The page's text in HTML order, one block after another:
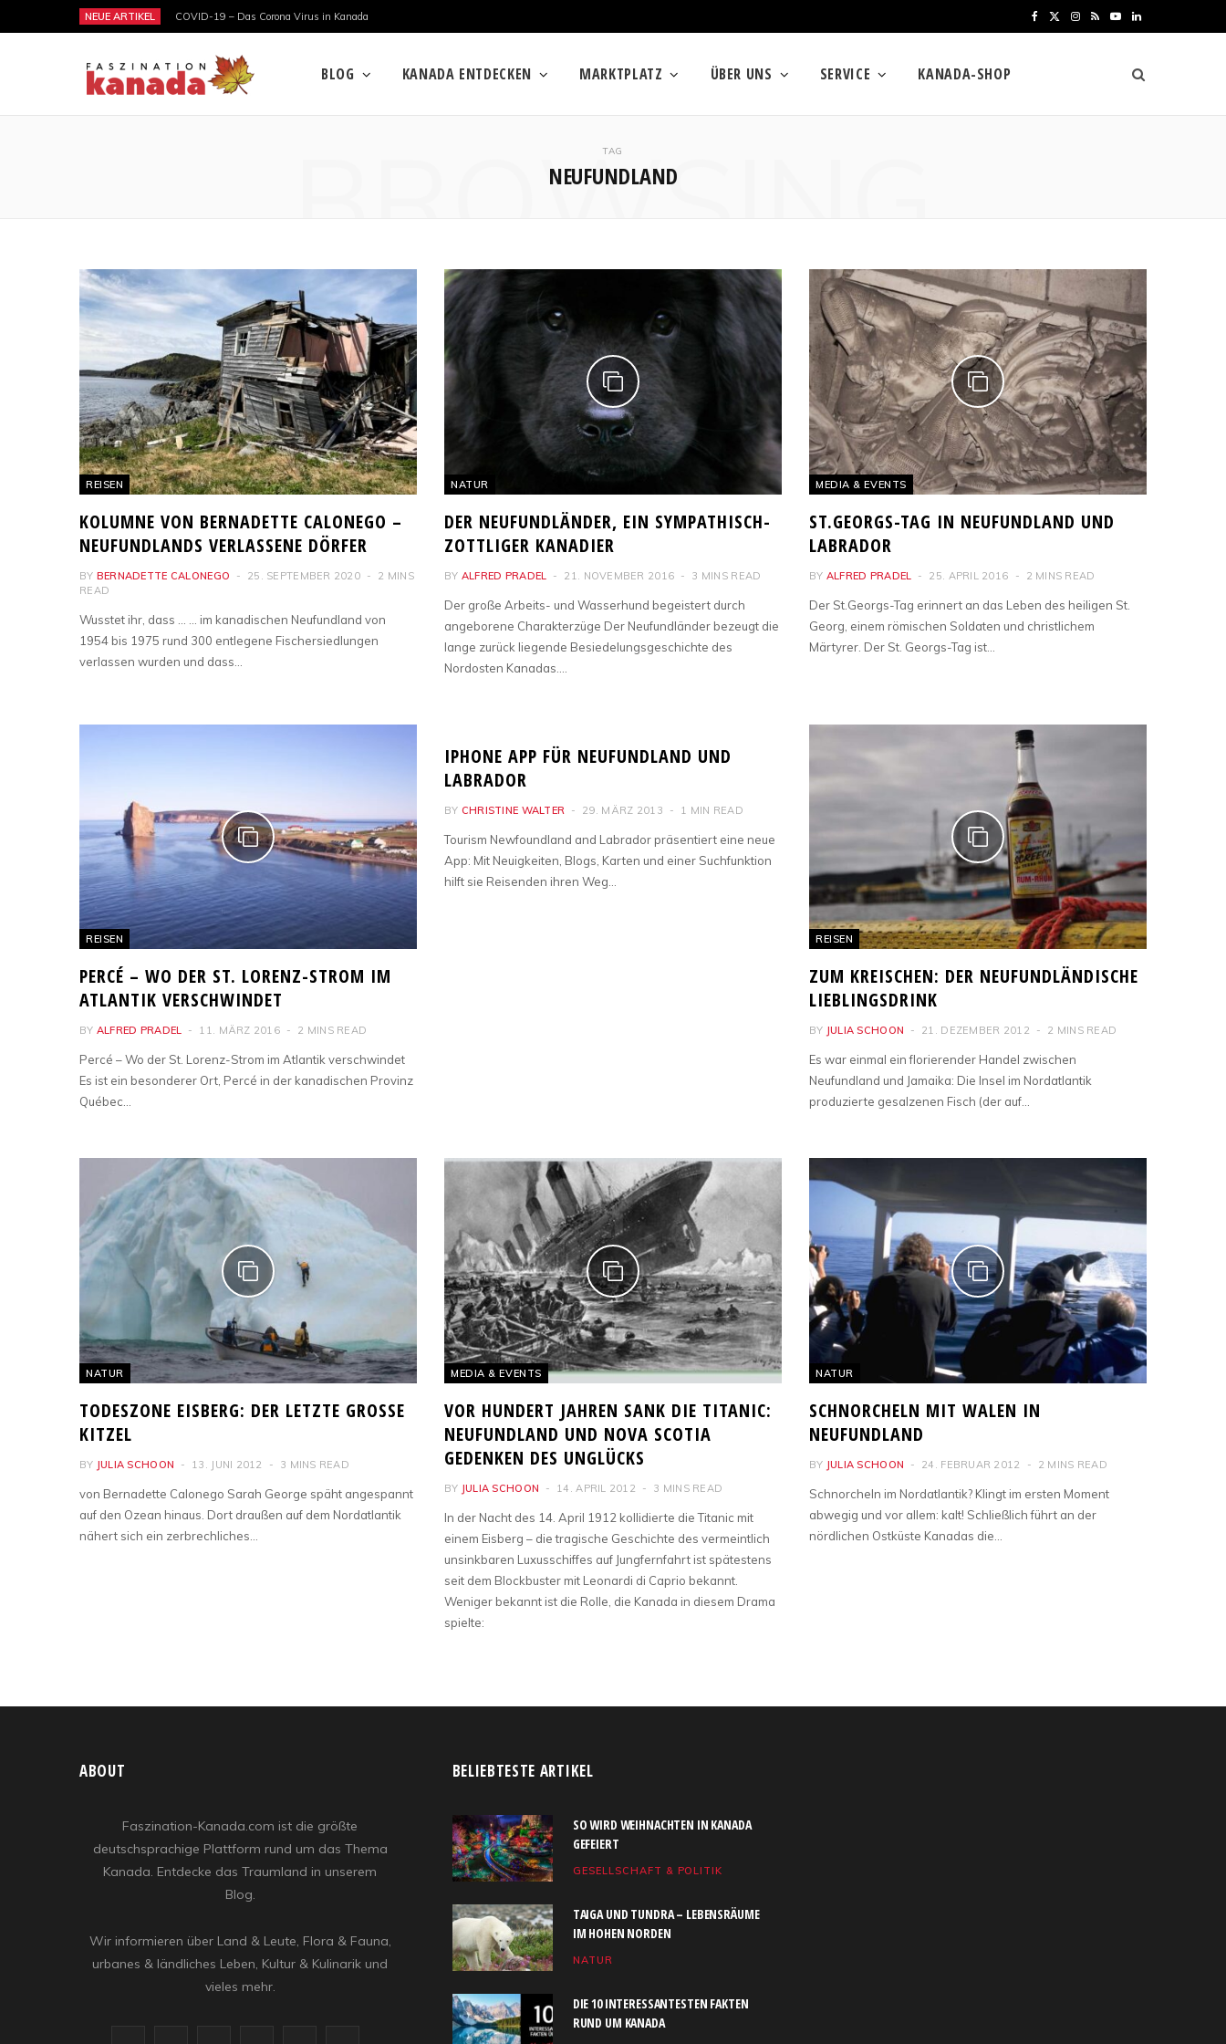
NEUE ARTIKEL COVID-19 – Das Corona Virus in Kanada
e w
)
I
t
R Y
T
L
n
k
BLOG KANADA ENTDECKEN MARKTPLATZ ÜBER UNS SERVICE KANADA-SHOP
TAG
NEUFUNDLAND
BROWSING
REISEN
KOLUMNE VON BERNADETTE CALONEGO –
NEUFUNDLANDS VERLASSENE DÖRFER
BY BERNADETTE CALONEGO 25. SEPTEMBER 2020
2 MINS
READ
Wusstet ihr, dass … … im kanadischen Neufundland von
1954 bis 1975 rund 300 entlegene Fischersiedlungen
verlassen wurden und dass…
NATUR
DER NEUFUNDLÄNDER, EIN SYMPATHISCH-
ZOTTLIGER KANADIER
BY ALFRED PRADEL 21. NOVEMBER 2016 3 MINS READ
Der große Arbeits- und Wasserhund begeistert durch
angeborene Charakterzüge Der Neufundländer bezeugt die
lange zurück liegende Besiedelungsgeschichte des
Nordosten Kanadas.…
MEDIA & EVENTS
ST.GEORGS-TAG IN NEUFUNDLAND UND
LABRADOR
BY ALFRED PRADEL 25. APRIL 2016 2 MINS READ
Der St.Georgs-Tag erinnert an das Leben des heiligen St.
Georg, einem römischen Soldaten und christlichem
Märtyrer. Der St. Georgs-Tag ist…
REISEN
PERCÉ – WO DER ST. LORENZ-STROM IM
ATLANTIK VERSCHWINDET
BY ALFRED PRADEL 11. MÄRZ 2016 2 MINS READ
Percé – Wo der St. Lorenz-Strom im Atlantik verschwindet
Es ist ein besonderer Ort, Percé in der kanadischen Provinz
Québec…
IPHONE APP FÜR NEUFUNDLAND UND
LABRADOR
BY CHRISTINE WALTER 29. MÄRZ 2013 1 MIN READ
Tourism Newfoundland and Labrador präsentiert eine neue
App: Mit Neuigkeiten, Blogs, Karten und einer Suchfunktion
hilft sie Reisenden ihren Weg…
REISEN
ZUM KREISCHEN: DER NEUFUNDLÄNDISCHE
LIEBLINGSDRINK
BY JULIA SCHOON 21. DEZEMBER 2012 2 MINS READ
Es war einmal ein florierender Handel zwischen
Neufundland und Jamaika: Die Insel im Nordatlantik
produzierte gesalzenen Fisch (der auf…
NATUR
TODESZONE EISBERG: DER LETZTE GROSSE K
ITZEL
BY JULIA SCHOON 13. JUNI 2012 3 MINS READ
von Bernadette Calonego Sarah George späht angespannt
auf den Ozean hinaus. Dort draußen auf dem Nordatlantik
nähert sich ein zerbrechliches…
MEDIA & EVENTS
VOR HUNDERT JAHREN SANK DIE TITANIC:
NEUFUNDLAND UND NOVA SCOTIA
GEDENKEN DES UNGLÜCKS
BY JULIA SCHOON 14. APRIL 2012 3 MINS READ
In der Nacht des 14. April 1912 kollidierte die Titanic mit
einem Eisberg – die tragische Geschichte des vermeintlich
unsinkbaren Luxusschiffes auf Jungfernfahrt ist spätestens
seit dem Blockbuster mit Leonardi di Caprio bekannt.
Weniger bekannt ist die Rolle, die Kanada in diesem Drama
spielte:
NATUR
SCHNORCHELN MIT WALEN IN
NEUFUNDLAND
BY JULIA SCHOON 24. FEBRUAR 2012 2 MINS READ
Schnorcheln im Nordatlantik? Klingt im ersten Moment
abwegig und vor allem: kalt! Schließlich führt an der
nördlichen Ostküste Kanadas die…
ABOUT
Faszination-Kanada.com ist die größte
deutschsprachige Plattform rund um das Thema
Kanada. Entdecke das Traumland in unserem
Blog.
Wir informieren über Land & Leute, Flora & Fauna,
urbanes & ländliches Leben, Kultur & Kulinarik und
vieles mehr.
BELIEBTESTE ARTIKEL
SO WIRD WEIHNACHTEN IN KANADA
GEFEIERT
GESELLSCHAFT & POLITIK
TAIGA UND TUNDRA – LEBENSRÄUME
IM HOHEN NORDEN
NATUR
DIE 10 INTERESSANTESTEN FAKTEN
RUND UM KANADA